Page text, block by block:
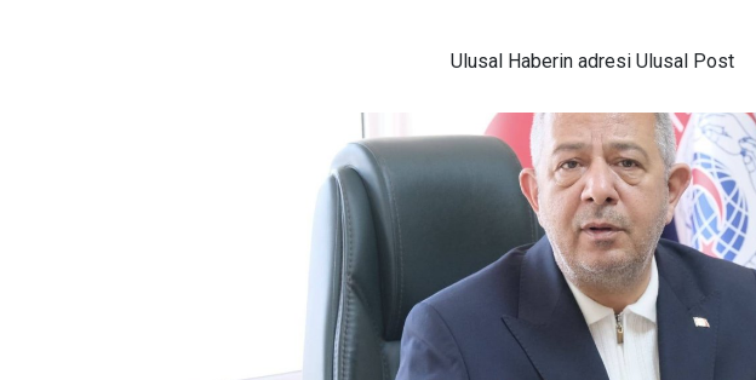
Ulusal Haberin adresi Ulusal Post